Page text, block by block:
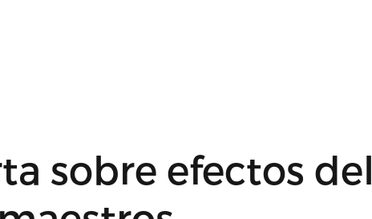
sobre efectos del